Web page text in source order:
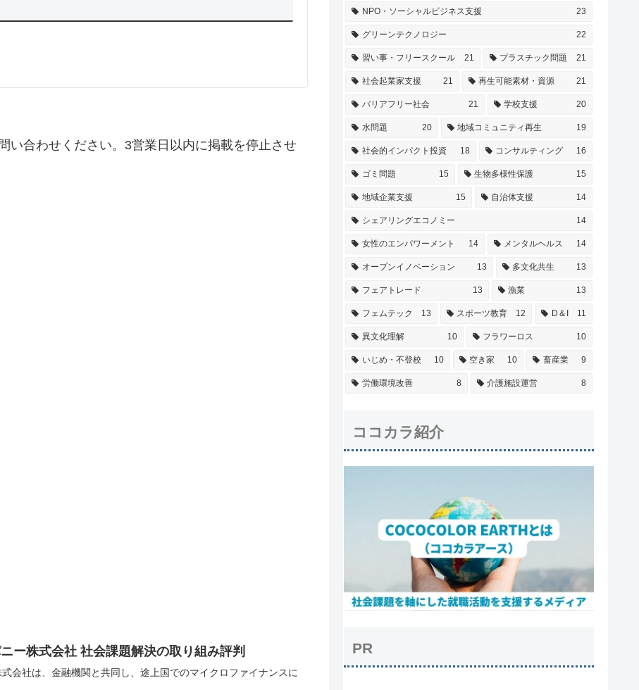
い合わせください。3営業日以内に掲載を停止させ
ー株式会社 社会課題解決の取り組み評判
会社は、金融機関と共同し、途上国でのマイクロファイナンスに
NPO・ソーシャルビジネス支援 23
グリーンテクノロジー 22
習い事・フリースクール 21 プラスチック問題 21
社会起業家支援 21 再生可能素材・資源 21
バリアフリー社会 21 学校支援 20
水問題 20 地域コミュニティ再生 19
社会的インパクト投資 18 コンサルティング 16
ゴミ問題 15 生物多様性保護 15
地域企業支援 15 自治体支援 14
シェアリングエコノミー 14
女性のエンパワーメント 14 メンタルヘルス 14
オープンイノベーション 13 多文化共生 13
フェアトレード 13 漁業 13
フェムテック 13 スポーツ教育 12 D＆I 11
異文化理解 10 フラワーロス 10
いじめ・不登校 10 空き家 10 畜産業 9
労働環境改善 8 介護施設運営 8
ココカラ紹介
PR